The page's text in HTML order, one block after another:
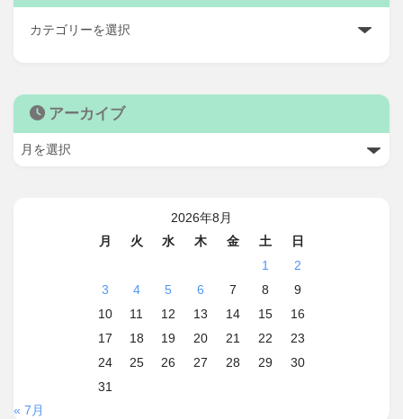
アーカイブ
2026年8月
月
火 水 木 金 土
日
1
2
3
4 5 6 7 8
9
10
11 12 13 14 15
16
17
18 19 20 21 22
23
24
25 26 27 28 29
30
31
« 7月